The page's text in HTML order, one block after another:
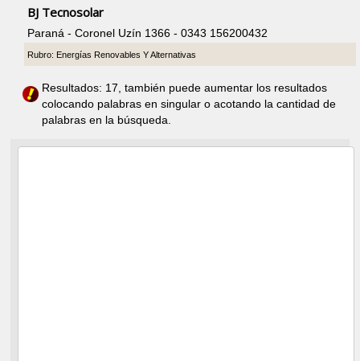
BJ Tecnosolar
Paraná - Coronel Uzín 1366 - 0343 156200432
Rubro: Energías Renovables Y Alternativas
Resultados: 17, también puede aumentar los resultados
colocando palabras en singular o acotando la cantidad de
palabras en la búsqueda.